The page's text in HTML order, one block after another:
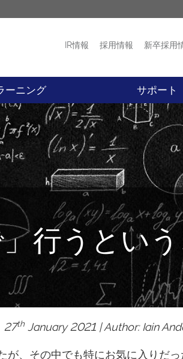
ニュース
IR情報 採用情報 新卒採用
ーニング サポート
行うとい
27th January 2021 | Author: Iain
、その中でも特にお気に入りだっ